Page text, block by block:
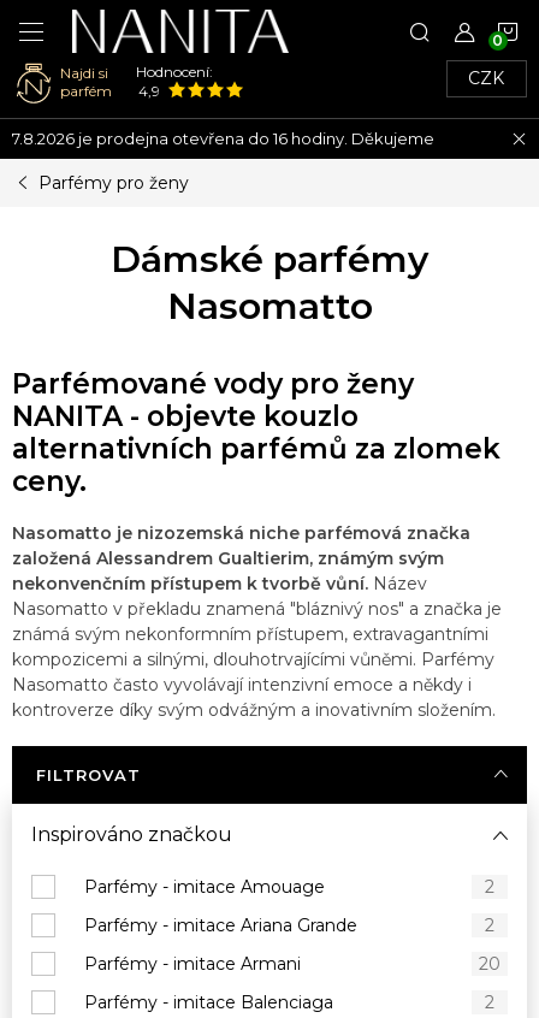
Přejít
na
obsah
Najdi si
parfém
Hodnocení:
4,9
CZK
7.8.2026 je prodejna otevřena do 16 hodiny. Děkujeme
Parfémy pro ženy
Dámské parfémy
Nasomatto
Parfémované vody pro ženy
NANITA - objevte kouzlo
alternativních parfémů za zlomek
ceny.
Nasomatto je nizozemská niche parfémová značka
založená Alessandrem Gualtierim, známým svým
nekonvenčním přístupem k tvorbě vůní. Název
Nasomatto v překladu znamená "bláznivý nos" a značka je
známá svým nekonformním přístupem, extravagantními
kompozicemi a silnými, dlouhotrvajícími vůněmi. Parfémy
Nasomatto často vyvolávají intenzivní emoce a někdy i
kontroverze díky svým odvážným a inovativním složením.
FILTROVAT
Inspirováno značkou
Parfémy - imitace Amouage
2
Parfémy - imitace Ariana Grande
2
Parfémy - imitace Armani
20
Parfémy - imitace Balenciaga
2